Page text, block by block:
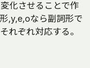
化させることで作
,y,e,oなら副詞形で
れぞれ対応する。